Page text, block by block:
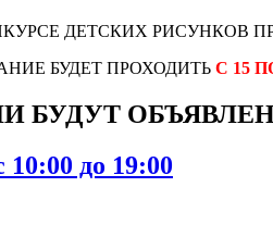
ДЕТСКИХ РИСУНКОВ
БУДЕТ ПРОХОДИТЬ С 15
БУДУТ
до 19:00